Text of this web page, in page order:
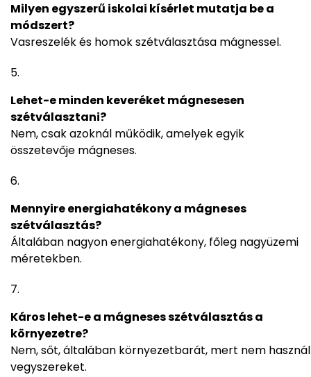
Milyen egyszerű iskolai kísérlet mutatja be a
módszert?
Vasreszelék és homok szétválasztása mágnessel.
Lehet-e minden keveréket mágnesesen
szétválasztani?
Nem, csak azoknál működik, amelyek egyik
összetevője mágneses.
Mennyire energiahatékony a mágneses
szétválasztás?
Általában nagyon energiahatékony, főleg nagyüzemi
méretekben.
Káros lehet-e a mágneses szétválasztás a
környezetre?
Nem, sőt, általában környezetbarát, mert nem használ
vegyszereket.